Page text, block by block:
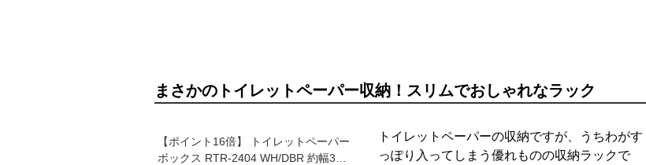
まさかのトイレットペーパー収納！スリムでおしゃれなラック
【ポイント16倍】 トイレットペーパー
ボックス RTR-2404 WH/DBR 約幅35×
トイレットペーパーの収納ですが、うちわがす
っぽり入ってしまう優れものの収納ラックで